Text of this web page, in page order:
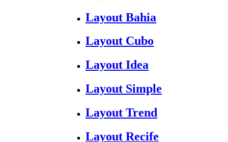
Layout Bahia
Layout Cubo
Layout Idea
Layout Simple
Layout Trend
Layout Recife